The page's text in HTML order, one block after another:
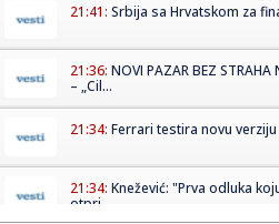
21:41: Srbija sa Hrvatskom za
21:36: NOVI PAZAR BEZ
– „Cil...
21:34: Ferrari testira novu
21:34: Knežević: "Prva odluka
otpri...